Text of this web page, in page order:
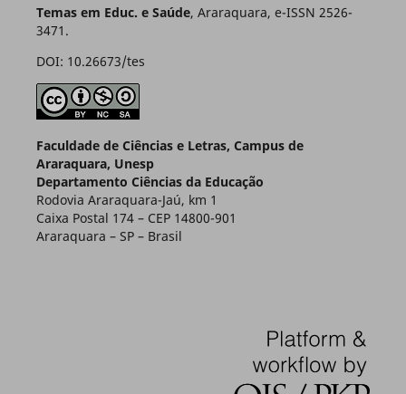
Temas em Educ. e Saúde, Araraquara, e-ISSN 2526-
3471.
DOI: 10.26673/tes
Faculdade de Ciências e Letras, Campus de
Araraquara, Unesp
Departamento Ciências da Educação
Rodovia Araraquara-Jaú, km 1
Caixa Postal 174 – CEP 14800-901
Araraquara – SP – Brasil